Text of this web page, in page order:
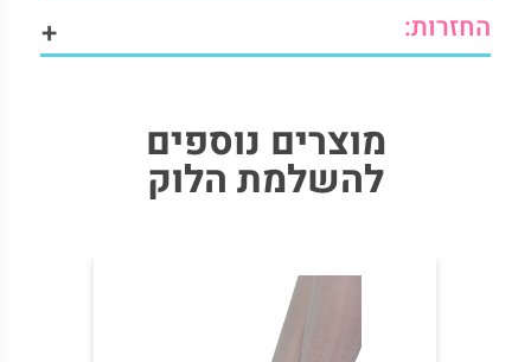
החזרות: +
מוצרים נוספים
להשלמת הלוק